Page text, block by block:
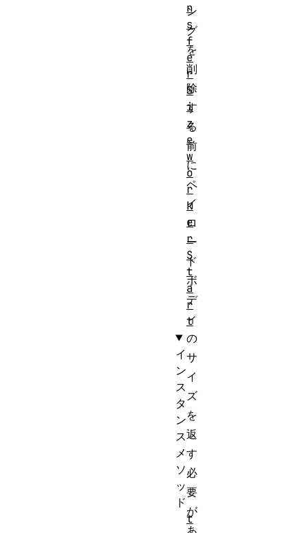
ン
グ
を
削
除
す
る
前
に
ペ
イ
ロ
ー
ド
ボ
デ
ィ
の
サ
イ
ズ
を
返
す
必
要
が
n
s
f
e
r
S
i
z
e
w
o
r
k
e
r
S
t
a
r
t
イ
ン
ス
タ
ン
ス
メ
ソ
ッ
ド
t